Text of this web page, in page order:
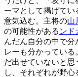
ーマとして掲げてい
意気込む。主将の山
の可能性がある ンド
んだん自分の中で
レーも分かっている
だ出せていないと
し、それぞれが野